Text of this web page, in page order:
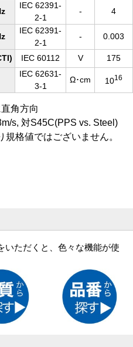
IEC 62391-
2-1
- 4
IEC 62391-
2-1
- 0.003
IEC 60112 V 175
IEC 62631-
3-1
Ω･cm 1016
角方向
s, 対S45C(PPS vs. Steel)
格値ではございません。
いただくと、色々な機能が使